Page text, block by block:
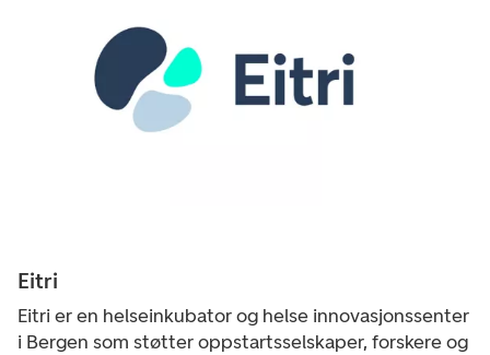
Eitri
Eitri er en helseinkubator og helse innovasjonssenter
i Bergen som støtter oppstartsselskaper, forskere og